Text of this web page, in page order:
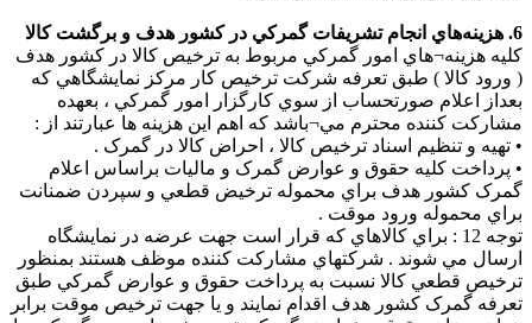
6. هزينه‌هاي انجام تشريفات گمركي در کشور هدف و برگشت کالا
كليه هزينه¬هاي امور گمرکي مربوط به ترخيص كالا در كشور هدف
( ورود کالا ) طبق تعرفه شركت ترخيص كار مركز نمايشگاهي که
بعداز اعلام صورتحساب از سوي کارگزار امور گمرکي ، بعهده
مشاركت كننده محترم مي¬باشد که اهم اين هزينه ها عبارتند از :
• تهيه و تنظيم اسناد ترخيص کالا ، احراض کالا در گمرک .
• پرداخت کليه حقوق و عوارض گمرک و ماليات براساس اعلام
گمرک کشور هدف براي محموله ترخيض قطعي و سپردن ضمنانت
براي محموله ورود موقت .
توجه 12 : براي کالاهاي که قرار است جهت عرضه در نمايشگاه
ارسال مي شوند . شرکتهاي مشارکت کننده موظف هستند بمنظور
ترخيص قطعي کالا نسبت به پرداخت حقوق و عوارض گمرکي طبق
تعرفه گمرک کشور هدف اقدام نمايند و يا جهت ترخيص موقت برابر